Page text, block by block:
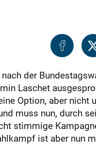
der
Laschet
Option, aber
muss nun, durch
stimmige
ist aber nun